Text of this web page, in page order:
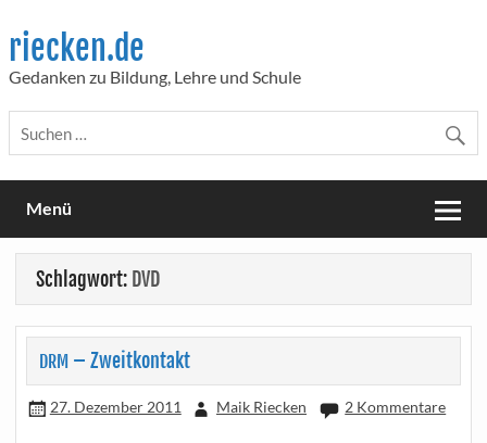
content
riecken.de
Gedanken zu Bildung, Lehre und Schule
Menü
Schlagwort: DVD
DRM– Zweitkontakt
27. Dezember 2011 Maik Riecken 2 Kommentare